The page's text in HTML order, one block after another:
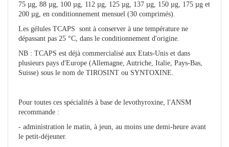
75 µg, 88 µg, 100 µg, 112 µg, 125 µg, 137 µg, 150 µg, 175 µg et
200 µg, en conditionnement mensuel (30 comprimés).
Les gélules TCAPS sont à conserver à une température ne
dépassant pas 25 °C, dans le conditionnement d'origine.
NB : TCAPS est déjà commercialisé aux Etats-Unis et dans
plusieurs pays d'Europe (Allemagne, Autriche, Italie, Pays-Bas,
Suisse) sous le nom de TIROSINT ou SYNTOXINE.
Pour toutes ces spécialités à base de levothyroxine, l'ANSM
recommande :
- administration le matin, à jeun, au moins une demi-heure avant
le petit-déjeuner.